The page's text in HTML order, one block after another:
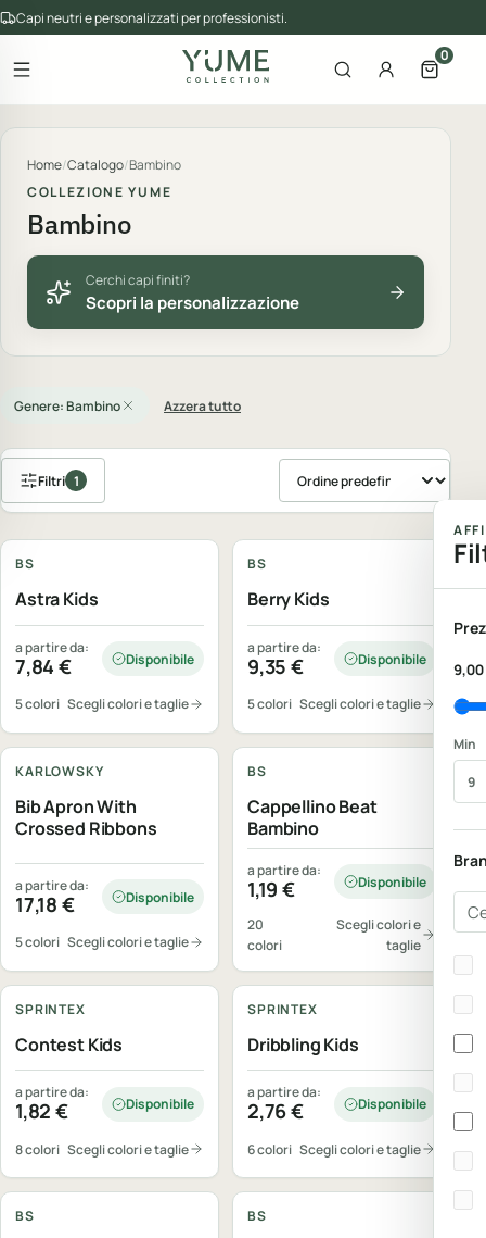
Capi neutri e personalizzati per professionisti.
Apri il menu
del catalogo
Apri la ricerca
AccountApri il
0
Home/Catalogo/Bambino
COLLEZIONE YUME
Bambino
Cerchi capi finiti?
Scopri la personalizzazione
Min
Genere: Bambino Azzera tutto
Filtri 1 Ordina prodotti
Personalizzabile
BS
Astra Kids
a partire da:
7,84€ Disponibile
5 colori Scegli colori e taglie
Personalizzabile
BS
Berry Kids
a partire da:
9,35€ Disponibile
5 colori Scegli colori e taglie
KARLOWSKY
Bib Apron With
Crossed Ribbons
a partire da:
17,18 € Disponibile
5 colori Scegli colori e taglie
BS
Cappellino Beat
Bambino
a partire da:
1,19€ Disponibile
20
colori
Scegli colori e
taglie
SPRINTEX
Contest Kids
a partire da:
1,82€ Disponibile
8 colori Scegli colori e taglie
SPRINTEX
Dribbling Kids
a partire da:
2,76€ Disponibile
6 colori Scegli colori e taglie
BS BS